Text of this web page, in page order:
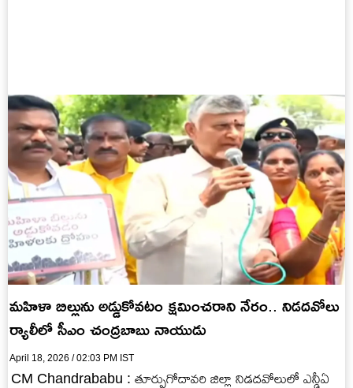
మహిళా బిల్లును అడ్డుకోవటం క్షమించరాని నేరం.. నిడదవోలు
ర్యాలీలో సీఎం చంద్రబాబు నాయుడు
April 18, 2026 / 02:03 PM IST
CM Chandrababu : తూర్పుగోదావరి జిల్లా నిడదవోలులో ఎన్డీఏ